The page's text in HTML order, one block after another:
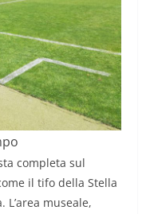
completa sul
il tifo della Stella
L’area museale,